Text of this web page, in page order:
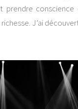
prendre
J’ai